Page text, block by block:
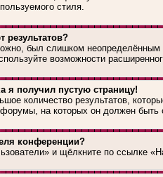
стиля.
результатов?
был слишком
возможности
я получил пустую страницу!
количество результатов,
форумы, на которых он должен быть
конференции?
и щёлкните по ссылке